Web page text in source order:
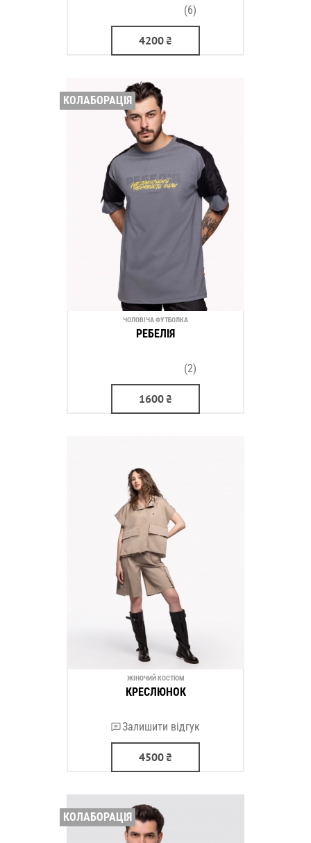
(6)
4200₴
КОЛАБОРАЦІЯ
ЧОЛОВІЧА ФУТБОЛКА
РЕБЕЛІЯ
(2)
1600₴
ЖІНОЧИЙ КОСТЮМ
КРЕСЛЮНОК
Залишити відгук
4500₴
КОЛАБОРАЦІЯ